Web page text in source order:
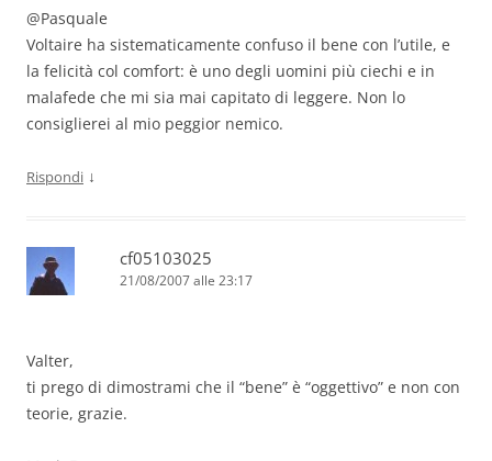
@Pasquale
Voltaire ha sistematicamente confuso il bene con l’utile, e
la felicità col comfort: è uno degli uomini più ciechi e in
malafede che mi sia mai capitato di leggere. Non lo
consiglierei al mio peggior nemico.
Rispondi ↓
cf05103025
21/08/2007 alle 23:17
Valter,
ti prego di dimostrami che il “bene” è “oggettivo” e non con
teorie, grazie.